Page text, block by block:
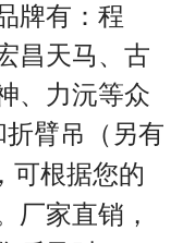
牌有：程
昌天马、古
、力沅等众
折臂吊（另有
可根据您的
厂家直销，